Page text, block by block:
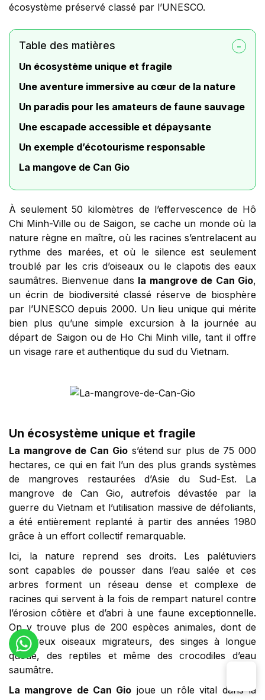
écosystème préservé classé par l’UNESCO.
Table des matières
Un écosystème unique et fragile
Une aventure immersive au cœur de la nature
Un paradis pour les amateurs de faune sauvage
Une escapade accessible et dépaysante
Un exemple d’écotourisme responsable
La mangove de Can Gio
À seulement 50 kilomètres de l’effervescence de Hô
Chi Minh-Ville ou de Saigon, se cache un monde où la
nature règne en maître, où les racines s’entrelacent au
rythme des marées, et où le silence est seulement
troublé par les cris d’oiseaux ou le clapotis des eaux
saumâtres. Bienvenue dans la mangrove de Can Gio,
un écrin de biodiversité classé réserve de biosphère
par l’UNESCO depuis 2000. Un lieu unique qui mérite
bien plus qu’une simple excursion à la journée au
départ de Saigon ou de Ho Chi Minh ville, tant il offre
un visage rare et authentique du sud du Vietnam.
Un écosystème unique et fragile
La mangrove de Can Gios’étend sur plus de 75 000
hectares, ce qui en fait l’un des plus grands systèmes
de mangroves restaurées d’Asie du Sud-Est. La
mangrove de Can Gio, autrefois dévastée par la
guerre du Vietnam et l’utilisation massive de défoliants,
a été entièrement replanté à partir des années 1980
grâce à un effort collectif remarquable.
Ici, la nature reprend ses droits. Les palétuviers
sont capables de pousser dans l’eau salée et ces
arbres forment un réseau dense et complexe de
racines qui servent à la fois de rempart naturel contre
l’érosion côtière et d’abri à une faune exceptionnelle.
On y trouve plus de 200 espèces animales, dont de
nombreux oiseaux migrateurs, des singes à longue
queue, des reptiles et même des crocodiles d’eau
saumâtre.
La mangrove de Can Gio joue un rôle vital dans la